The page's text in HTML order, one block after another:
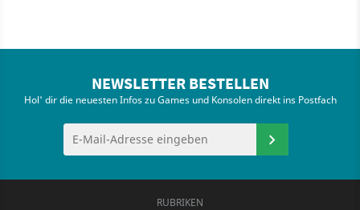
NEWSLETTER BESTELLEN
Hol' dir die neuesten Infos zu Games und Konsolen direkt ins Postfach
RUBRIKEN